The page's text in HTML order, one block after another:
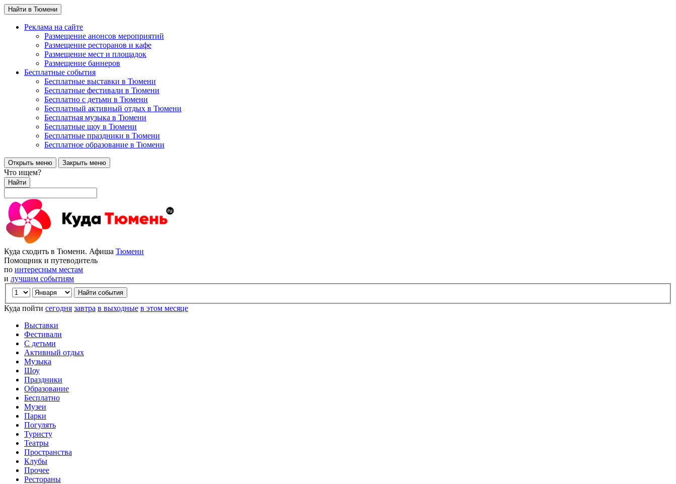
Найти в Тюмени
Реклама на сайте
Размещение анонсов мероприятий
Размещение ресторанов и кафе
Размещение мест и площадок
Размещение баннеров
Бесплатные события
Бесплатные выставки в Тюмени
Бесплатные фестивали в Тюмени
Бесплатно с детьми в Тюмени
Бесплатный активный отдых в Тюмени
Бесплатная музыка в Тюмени
Бесплатные шоу в Тюмени
Бесплатные праздники в Тюмени
Бесплатное образование в Тюмени
Открыть меню Закрыть меню
Что ищем?
Найти
Куда сходить в Тюмени. Афиша Тюмени
Помощник и путеводитель
по интересным местам
и лучшим событиям
Куда пойти сегодня завтра в выходные в этом месяце
Выставки
Фестивали
С детьми
Активный отдых
Музыка
Шоу
Праздники
Образование
Бесплатно
Музеи
Парки
Погулять
Туристу
Театры
Пространства
Клубы
Прочее
Рестораны